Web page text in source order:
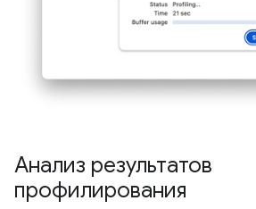
Анализ результатов
профилирования